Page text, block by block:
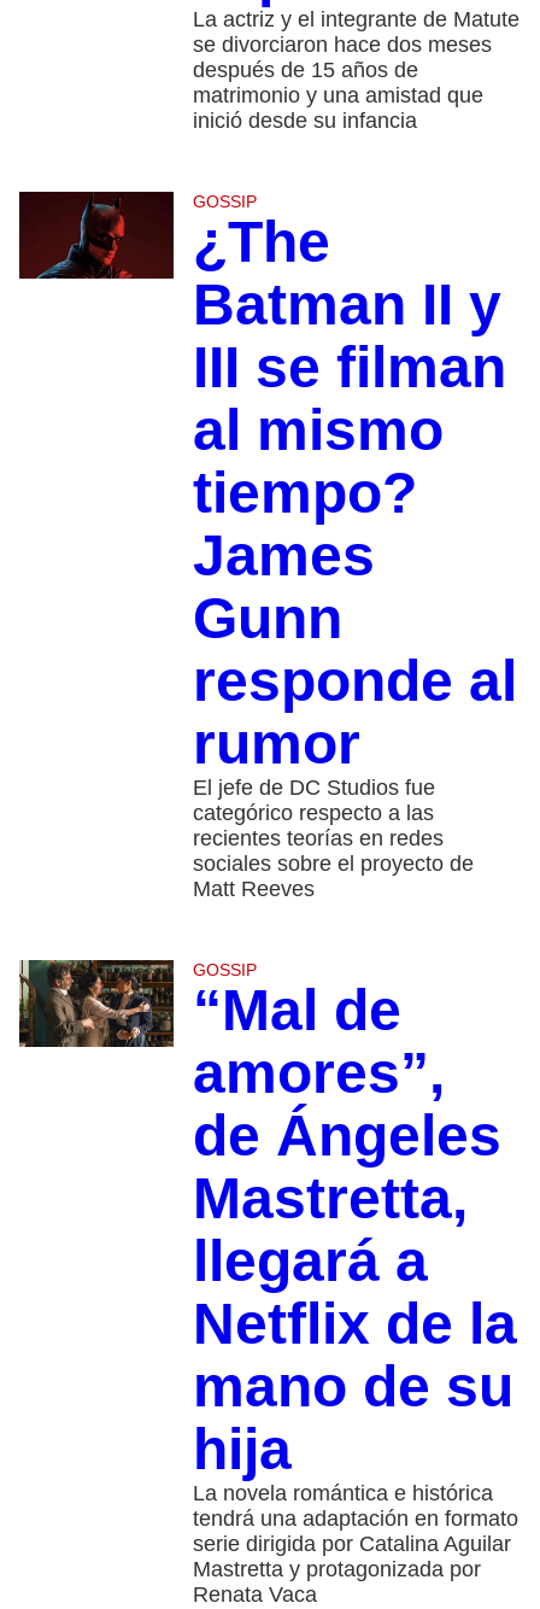
La actriz y el integrante de Matute
se divorciaron hace dos meses
después de 15 años de
matrimonio y una amistad que
inició desde su infancia
GOSSIP
¿The
Batman II y
III se filman
al mismo
tiempo?
James
Gunn
responde al
rumor
El jefe de DC Studios fue
categórico respecto a las
recientes teorías en redes
sociales sobre el proyecto de
Matt Reeves
GOSSIP
“Mal de
amores”,
de Ángeles
Mastretta,
llegará a
Netflix de la
mano de su
hija
La novela romántica e histórica
tendrá una adaptación en formato
serie dirigida por Catalina Aguilar
Mastretta y protagonizada por
Renata Vaca